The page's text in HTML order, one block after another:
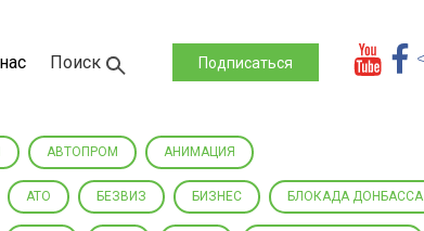
Поиск Подписаться
АВТОПРОМ АНИМАЦИЯ
АТО БЕЗВИЗ БИЗНЕС БЛОКАДА ДОНБАССА